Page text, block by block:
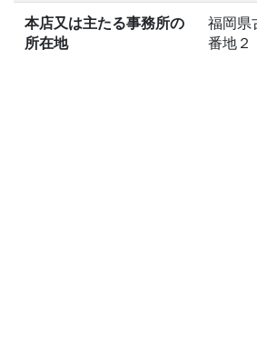
本店又は主たる事務所の
所在地
福岡県
番地２